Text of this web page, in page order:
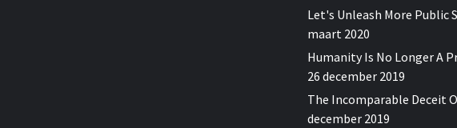
Let's Unleash More Public
maart 2020
Humanity Is No Longer A
26 december 2019
The Incomparable Deceit
december 2019